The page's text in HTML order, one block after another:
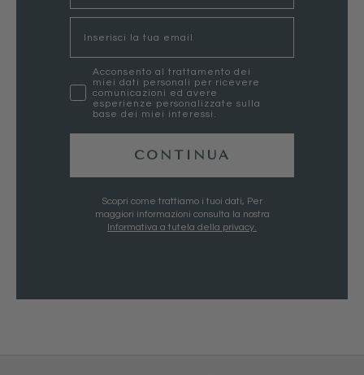
marketing
Acconsento al trattamento dei
miei dati personali per ricevere
comunicazioni ed avere
esperienze personalizzate sulla
base dei miei interessi.
CONTINUA
Scopri come trattiamo i tuoi dati, Per
maggiori informazioni consulta la nostra
Informativa a tutela della privacy.